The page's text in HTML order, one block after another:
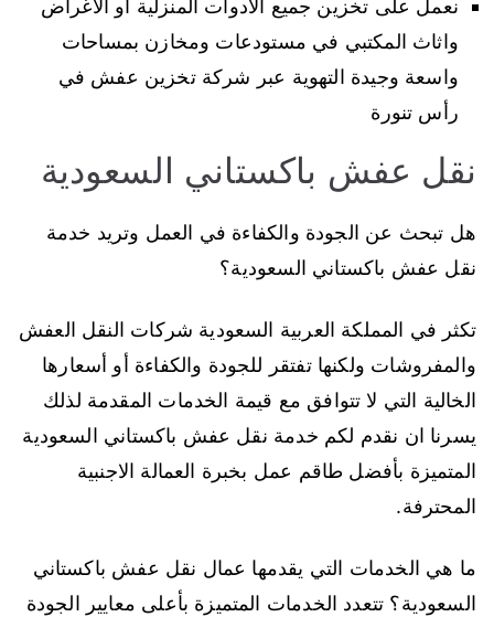
نعمل على تخزين جميع الادوات المنزلية أو الاغراض
واثاث المكتبي في مستودعات ومخازن بمساحات
واسعة وجيدة التهوية عبر شركة تخزين عفش في
رأس تنورة
نقل عفش باكستاني السعودية
هل تبحث عن الجودة والكفاءة في العمل وتريد خدمة
نقل عفش باكستاني السعودية؟
تكثر في المملكة العربية السعودية شركات النقل العفش
والمفروشات ولكنها تفتقر للجودة والكفاءة أو أسعارها
الخالية التي لا تتوافق مع قيمة الخدمات المقدمة لذلك
يسرنا ان نقدم لكم خدمة نقل عفش باكستاني السعودية
المتميزة بأفضل طاقم عمل بخبرة العمالة الاجنبية
المحترفة.
ما هي الخدمات التي يقدمها عمال نقل عفش باكستاني
السعودية؟ تتعدد الخدمات المتميزة بأعلى معايير الجودة